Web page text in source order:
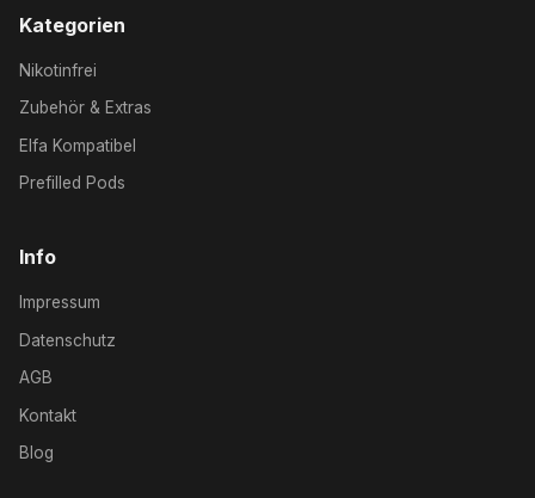
Kategorien
Nikotinfrei
Zubehör & Extras
Elfa Kompatibel
Prefilled Pods
Info
Impressum
Datenschutz
AGB
Kontakt
Blog